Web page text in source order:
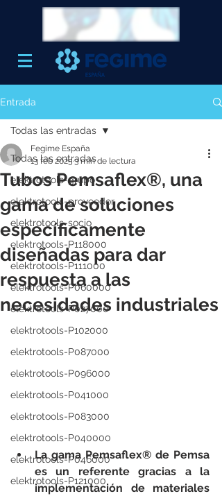
Entrada
Todas las entradas
elektrotools-grupo
elektrotools-proveedor
elektrotools-socio
elektrotools-P118000
elektrotools-P111000
elektrotools-P060000
elektrotools-P027000
elektrotools-P102000
elektrotools-P087000
elektrotools-P096000
elektrotools-P041000
elektrotools-P083000
elektrotools-P040000
elektrotools-P046000
elektrotools-P121000
Todas las entradas
Tubos Pemsaflex®, una
gama de soluciones
específicamente
diseñadas para dar
respuesta a las
necesidades industriales
Fegime España
13 feb 20253 min de lectura
La gama Pemsaflex® de Pemsa
es un referente gracias a la
implementación de materiales